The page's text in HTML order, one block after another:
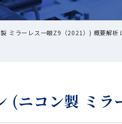
ミラーレス一眼Z9（2021）) 概要解析
(ニコン製 ミ